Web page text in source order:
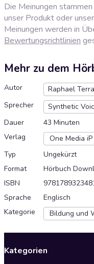
Die Meinungen
unser Produkt oder
Meinungen werden in
Bewertungsrichtlinien
Mehr zu dem
Autor
Raphael Terra
Sprecher
Synthetic
Dauer
43 Minuten
Verlag
One Media
Typ
Ungekürzt
Format
Hörbuch
ISBN
Sprache
Englisch
Kategorie
Bildung und
Kategorien